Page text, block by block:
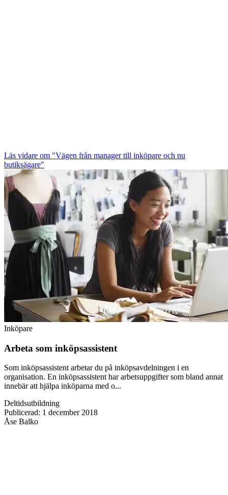
Läs vidare om "Vägen från manager till inköpare och nu
butiksägare"
Inköpare
Arbeta som inköpsassistent
Som inköpsassistent arbetar du på inköpsavdelningen i en
organisation. En inköpsassistent har arbetsuppgifter som bland annat
innebär att hjälpa inköparna med o...
Deltidsutbildning
Publicerad: 1 december 2018
Åse Balko